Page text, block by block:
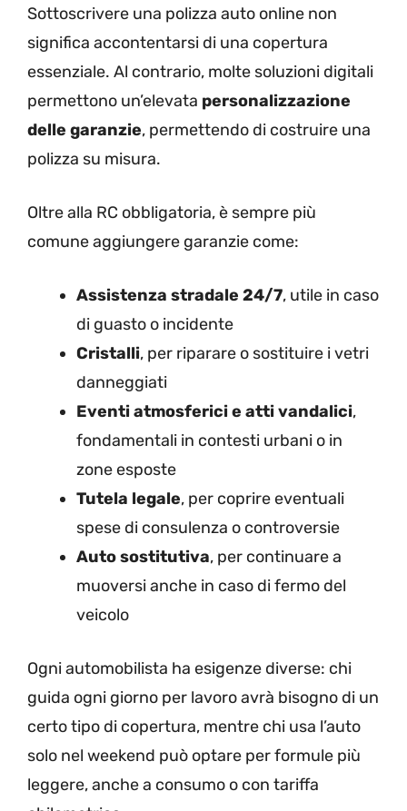
Sottoscrivere una polizza auto online non
significa accontentarsi di una copertura
essenziale. Al contrario, molte soluzioni digitali
permettono un’elevata personalizzazione
delle garanzie, permettendo di costruire una
polizza su misura.
Oltre alla RC obbligatoria, è sempre più
comune aggiungere garanzie come:
Assistenza stradale 24/7, utile in caso
di guasto o incidente
Cristalli, per riparare o sostituire i vetri
danneggiati
Eventi atmosferici e atti vandalici,
fondamentali in contesti urbani o in
zone esposte
Tutela legale, per coprire eventuali
spese di consulenza o controversie
Auto sostitutiva, per continuare a
muoversi anche in caso di fermo del
veicolo
Ogni automobilista ha esigenze diverse: chi
guida ogni giorno per lavoro avrà bisogno di un
certo tipo di copertura, mentre chi usa l’auto
solo nel weekend può optare per formule più
leggere, anche a consumo o con tariffa